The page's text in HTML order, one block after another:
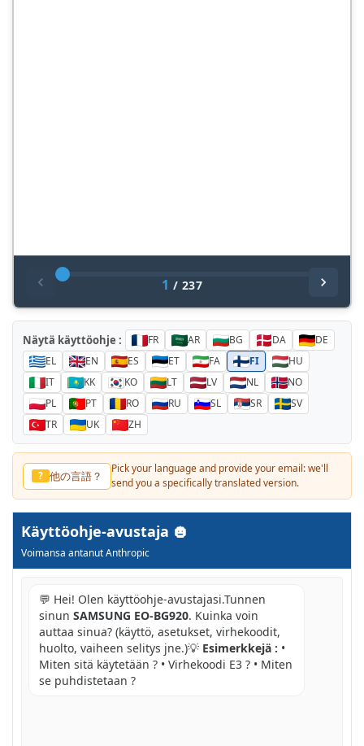
1 / 237
Näytä käyttöohje : FR AR BG DA
DE
EL
EN ES ET FA FI
HU
IT
KK KO LT LV NL
NO
PL
PT RO RU SL SR
SV
TR
UK ZH
? 他の言語？
Pick your language and provide your email: we'll
send you a specifically translated version.
Käyttöohje-avustaja
Voimansa antanut Anthropic
💬 Hei! Olen käyttöohje-avustajasi.Tunnen
sinun SAMSUNG EO-BG920. Kuinka voin
auttaa sinua? (käyttö, asetukset, virhekoodit,
huolto, vaiheen selitys jne.)💡 Esimerkkejä : •
Miten sitä käytetään ? • Virhekoodi E3 ? • Miten
se puhdistetaan ?